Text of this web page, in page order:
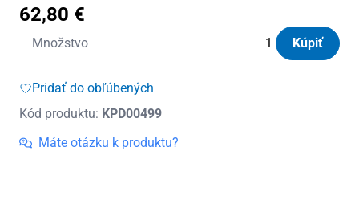
62,80 €
Množstvo
množstvo
prahov
nerezové
Toyota
Kúpiť
Pridať do obľúbených
Kód produktu: KPD00499
Máte otázku k produktu?